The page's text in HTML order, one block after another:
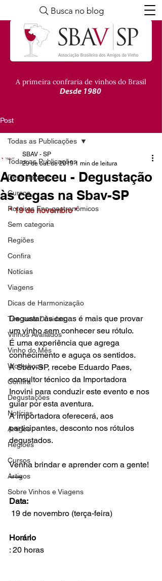
A primeira confraria de vinhos do Brasil
Desde 1980
Busca no blog
Post
Todas as Publicações
Degustações
Cursos
Roteiros Eno-gastronômicos
Sem categoria
Regiões
Confira
Notícias
Viagens
Dicas de Harmonização
Tire suas Dúvidas
Vinhos Avaliados
Vinho do Mês
Workshops
Confira
Degustações
Notícias
Artigos
Regiões
Cursos
Artigos
Sobre Vinhos e Viagens
Todas as Publicações
Aconteceu - Degustação
às cegas na Sbav-SP
SBAV - SP
29 de out. de 2019 1 min de leitura
* 19 de novembro *
Degustar às cegas é mais que provar
um vinho sem conhecer seu rótulo.
É uma experiência que agrega
conhecimento e aguça os sentidos.
A Sbav-SP, recebe Eduardo Paes,
consultor técnico da Importadora
Inovini para conduzir este evento e nos
guiar por esta aventura.
A importadora oferecerá, aos
participantes, desconto nos rótulos
degustados.
Venha brindar e aprender com a gente!
-----
Data:
Horário
: 20 horas